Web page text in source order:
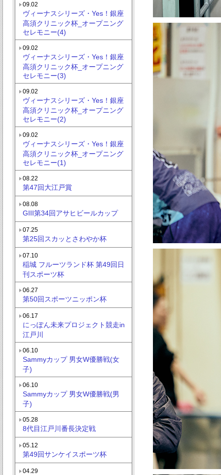
09.02
ヴィーナスシリーズ・Yes！銀座
高須クリニック杯_オープニング
セレモニー(4)
09.02
ヴィーナスシリーズ・Yes！銀座
高須クリニック杯_オープニング
セレモニー(3)
09.02
ヴィーナスシリーズ・Yes！銀座
高須クリニック杯_オープニング
セレモニー(2)
09.02
ヴィーナスシリーズ・Yes！銀座
高須クリニック杯_オープニング
セレモニー(1)
08.22
第47回大江戸賞
08.08
GIII第34回アサヒビールカップ
07.25
第25回スカッとさわやか杯
07.10
稲城 フルーツランド杯 第49回日
刊スポーツ杯
06.27
第50回スポーツニッポン杯
06.17
にっぽん未来プロジェクト競走in
江戸川
06.10
Sammyカップ 男女W優勝戦(女
子)
06.10
Sammyカップ 男女W優勝戦(男
子)
05.28
8代目江戸川番長決定戦
05.12
第49回サンケイスポーツ杯
04.29